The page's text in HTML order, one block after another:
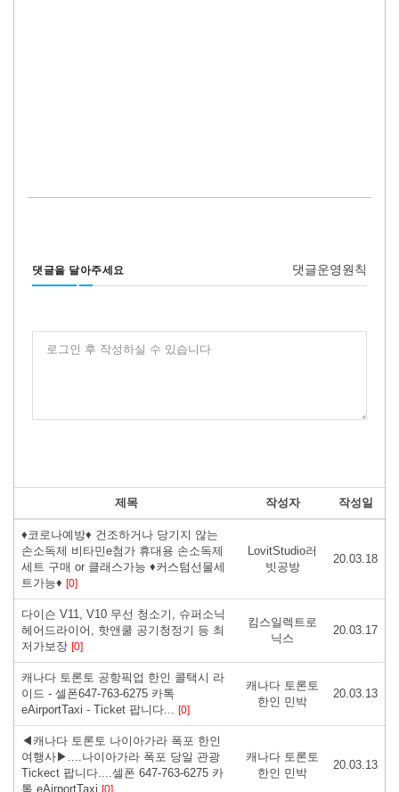
댓글을 달아주세요 댓글운영원칙
로그인 후 작성하실 수 있습니다
제목 작성자 작성일
♦코로나예방♦ 건조하거나 당기지 않는
손소독제 비타민e첨가 휴대용 손소독제
세트 구매 or 클래스가능 ♦커스텀선물세
트가능♦ [0]
LovitStudio러
빗공방
20.03.18
다이슨 V11, V10 무선 청소기, 슈퍼소닉
헤어드라이어, 핫앤쿨 공기청정기 등 최
저가보장 [0]
킴스일렉트로
닉스
20.03.17
캐나다 토론토 공항픽업 한인 콜택시 라
이드 - 셀폰647-763-6275 카톡
eAirportTaxi - Ticket 팝니다... [0]
캐나다 토론토
한인 민박
20.03.13
◀캐나다 토론토 나이아가라 폭포 한인
여행사▶....나이아가라 폭포 당일 관광
Tickect 팝니다....셀폰 647-763-6275 카
톡 eAirportTaxi [0]
캐나다 토론토
한인 민박
20.03.13